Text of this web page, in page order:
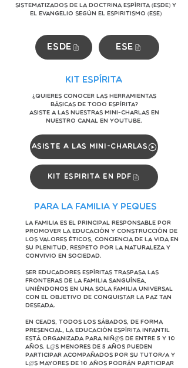
Sistematizados de la Doctrina Espírita (ESDE) y
El Evangelio según el Espiritismo (ESE)
ESDE ESE
Kit Espírita
¿Quieres conocer las herramientas
básicas de todo espírita?
Asiste a las nuestras mini-charlas en
nuestro canal en Youtube.
Asiste a las mini-charlas
Kit Espirita en PDF
Para la familia y peques
La familia es el principal responsable por
promover la educación y construcción de
los valores éticos, conciencia de la vida en
su plenitud, respeto por la naturaleza y
convivio en sociedad.
Ser educadores espíritas traspasa las
fronteras de la familia sanguínea,
uniéndonos en una sola familia universal
con el objetivo de conquistar la paz tan
deseada.
En CEADS, todos los sábados, de forma
presencial, la Educación Espírita Infantil
está organizada para niñ@s de entre 5 y 10
años. L@s menores de 5 años pueden
participar acompañados por su tutor/a y
l@s mayores de 10 años podrán participar